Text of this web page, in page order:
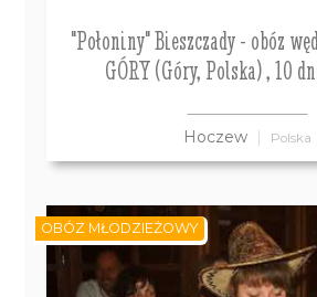
"Połoniny" Bieszczady - obóz
GÓRY (Góry, Polska) , 10
Hoczew Polska
OBÓZ MŁODZIEŻOWY